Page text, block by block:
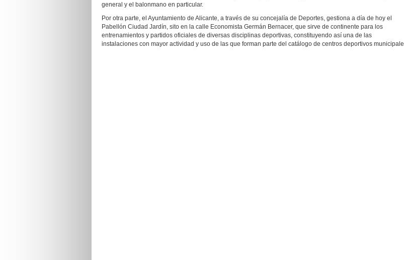
general y el balonmano en particular.
Por otra parte, el Ayuntamiento de Alicante, a través de su concejalía de Deportes, gestiona a día de hoy el
Pabellón Ciudad Jardín, sito en la calle Economista Germán Bernacer, que sirve de continente para los
entrenamientos y partidos oficiales de diversas disciplinas deportivas, constituyendo así una de las
instalaciones con mayor actividad y uso de las que forman parte del catálogo de centros deportivos